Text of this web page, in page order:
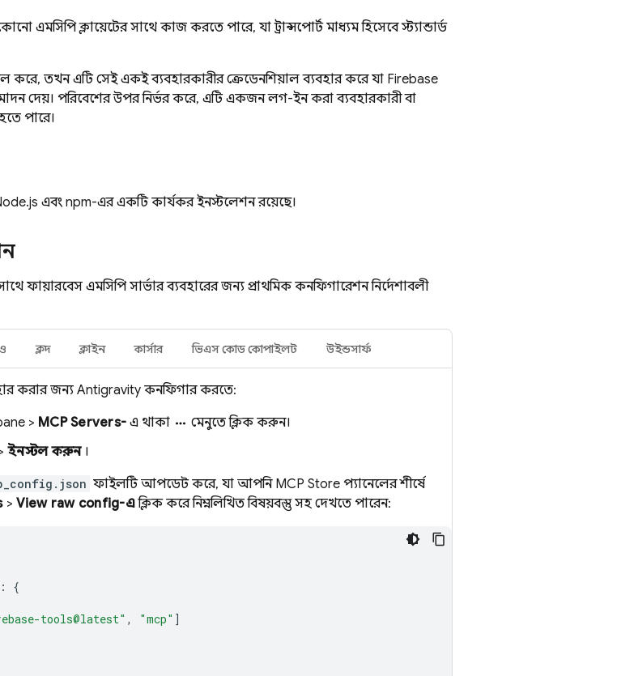
এমসিপি ক্লায়েন্টের সাথে কাজ করতে পারে, যা ট্রান্সপোর্ট মাধ্যম হিসেবে স্ট্যান্ডার্ড
করে, তখন এটি সেই একই ব্যবহারকারীর ক্রেডেনশিয়াল ব্যবহার করে যা Firebase
দেয়। পরিবেশের উপর নির্ভর করে, এটি একজন লগ-ইন করা ব্যবহারকারী বা
পারে।
এবং npm-এর একটি কার্যকর ইনস্টলেশন রয়েছে।
ফায়ারবেস এমসিপি সার্ভার ব্যবহারের জন্য প্রাথমিক কনফিগারেশন নির্দেশাবলী
ক্লদ ক্লাইন কার্সার ভিএস কোড কোপাইলট উইন্ডসার্ফ
করার জন্য Antigravity কনফিগার করতে:
> MCP Servers- এ থাকা more_horiz মেনুতে ক্লিক করুন।
ইনস্টল করুন।
ফাইলটি আপডেট করে, যা আপনি MCP Store প্যানেলের শীর্ষে
> View raw config-এক্লিক করে নিম্নলিখিত বিষয়বস্তু সহ দেখতে পারেন:
:
{
tools@latest" , "mcp" ]